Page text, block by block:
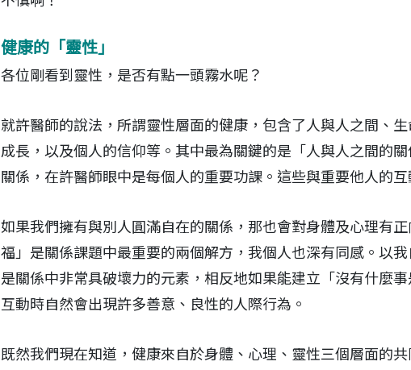
健康的「靈性」
各位剛看到靈性，是否有點一頭霧水呢？
就許醫師的說法，所謂靈性層面的健康，包含了人與人之間、
成長，以及個人的信仰等。其中最為關鍵的是「人與人之間的
關係，在許醫師眼中是每個人的重要功課。這些與重要他人的
如果我們擁有與別人圓滿自在的關係，那也會對身體及心理有
福」是關係課題中最重要的兩個解方，我個人也深有同感。以
是關係中非常具破壞力的元素，相反地如果能建立「沒有什麼
互動時自然會出現許多善意、良性的人際行為。
既然我們現在知道，健康來自於身體、心理、靈性三個層面的